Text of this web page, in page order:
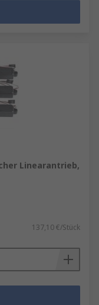
Linearantrieb,
137,10 €/Stück